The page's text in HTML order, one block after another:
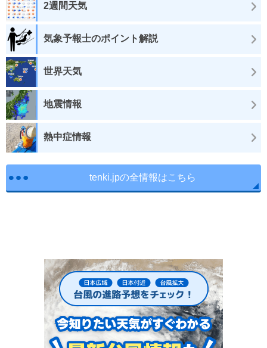
2週間天気
気象予報士のポイント解説
世界天気
地震情報
熱中症情報
tenki.jpの全情報はこちら